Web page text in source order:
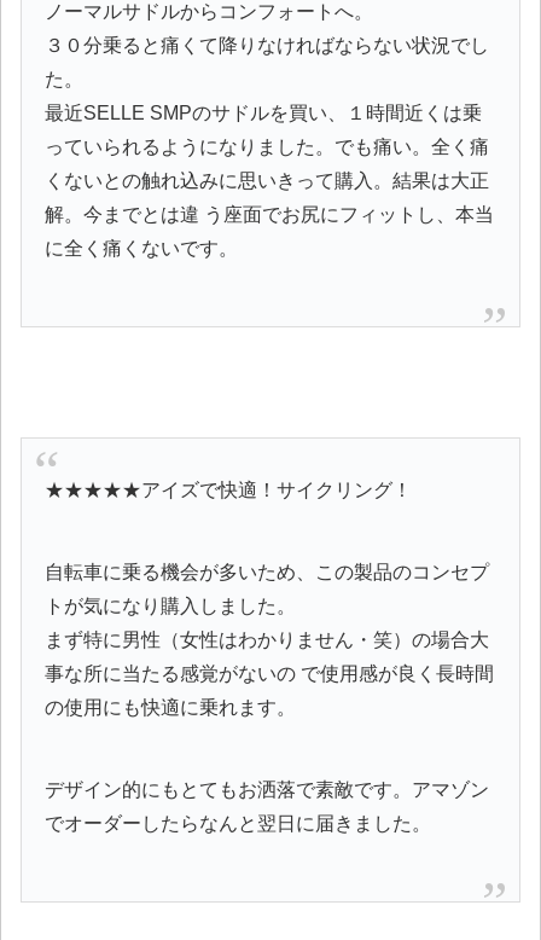
ノーマルサドルからコンフォートへ。
３０分乗ると痛くて降りなければならない状況でし
た。
最近SELLE SMPのサドルを買い、１時間近くは乗
っていられるようになりました。でも痛い。全く痛
くないとの触れ込みに思いきって購入。結果は大正
解。今までとは違 う座面でお尻にフィットし、本当
に全く痛くないです。
★★★★★アイズで快適！サイクリング！
自転車に乗る機会が多いため、この製品のコンセプ
トが気になり購入しました。
まず特に男性（女性はわかりません・笑）の場合大
事な所に当たる感覚がないの で使用感が良く長時間
の使用にも快適に乗れます。
デザイン的にもとてもお洒落で素敵です。アマゾン
でオーダーしたらなんと翌日に届きました。